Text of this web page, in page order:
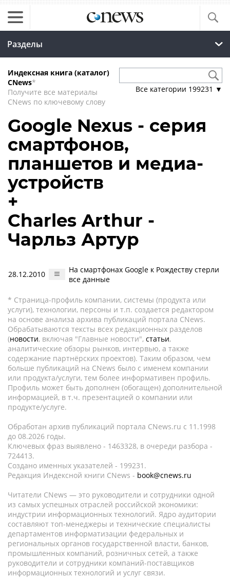
Разделы
Индексная книга (каталог)
CNews*
Получите все материалы
CNews по ключевому слову
Все категории 199231 ▼
Google Nexus - серия
смартфонов,
планшетов и медиа-
устройств
+
Charles Arthur -
Чарльз Артур
28.12.2010
На смартфонах Google к Рождеству стерли
все данные
* Страница-профиль компании, системы (продукта или
услуги), технологии, персоны и т.п. создается редактором
на основе анализа архива публикаций портала CNews.
Обрабатываются тексты всех редакционных разделов
(новости, включая "Главные новости", статьи,
аналитические обзоры рынков, интервью, а также
содержание партнёрских проектов). Таким образом, чем
больше публикаций на CNews было с именем компании
или продукта/услуги, тем более информативен профиль.
Профиль может быть дополнен (обогащен) дополнительной
информацией, в т.ч. презентацией о компании или
продукте/услуге.
Обработан архив публикаций портала CNews.ru c 11.1998
до 08.2026 годы.
Ключевых фраз выявлено - 1463328, в очереди разбора -
724413.
Создано именных указателей - 199231.
Редакция Индексной книги CNews - book@cnews.ru
Читатели CNews — это руководители и сотрудники одной
из самых успешных отраслей российской экономики:
индустрии информационных технологий. Ядро аудитории
составляют топ-менеджеры и технические специалисты
департаментов информатизации федеральных и
региональных органов государственной власти, банков,
промышленных компаний, розничных сетей, а также
руководители и сотрудники компаний-поставщиков
информационных технологий и услуг связи.